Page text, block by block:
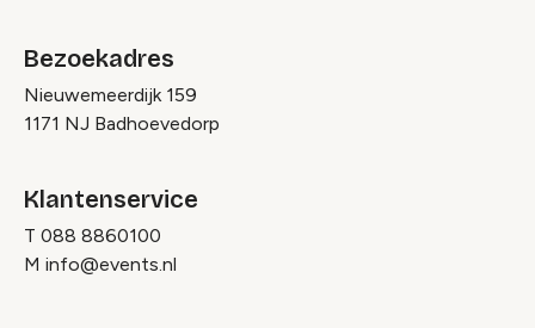
Bezoekadres
Nieuwemeerdijk 159
1171 NJ Badhoevedorp
Klantenservice
T 088 8860100
M info@events.nl